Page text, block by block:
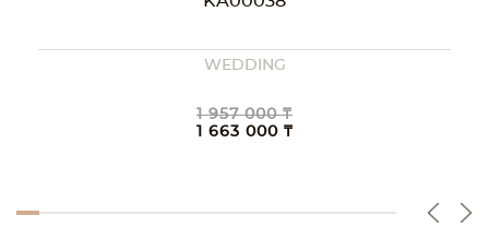
WEDDING
1 957 000 ₸
1 663 000 ₸